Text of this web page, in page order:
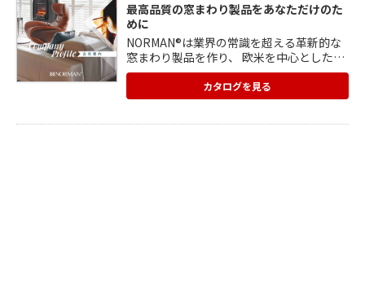
最高品質の窓まわり製品をあなただけのた
めに
NORMAN®は業界の常識を超える革新的な
窓まわり製品を作り、 欧米を中心とした20
の国と地域で愛用されています。 『会社案
内』ではNORMAN®のものづくりへのこだ
わりや、 製品ラインナップを掲載していま
カタログを見る